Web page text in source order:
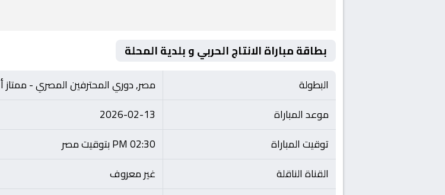
بطاقة مباراة الانتاج الحربي و بلدية المحلة
البطولة
مصر, دوري المحترفين المصري - ممتاز أ
موعد المباراة
2026-02-13
توقيت المباراة
02:30 PM بتوقيت مصر
القناة الناقلة
غير معروف